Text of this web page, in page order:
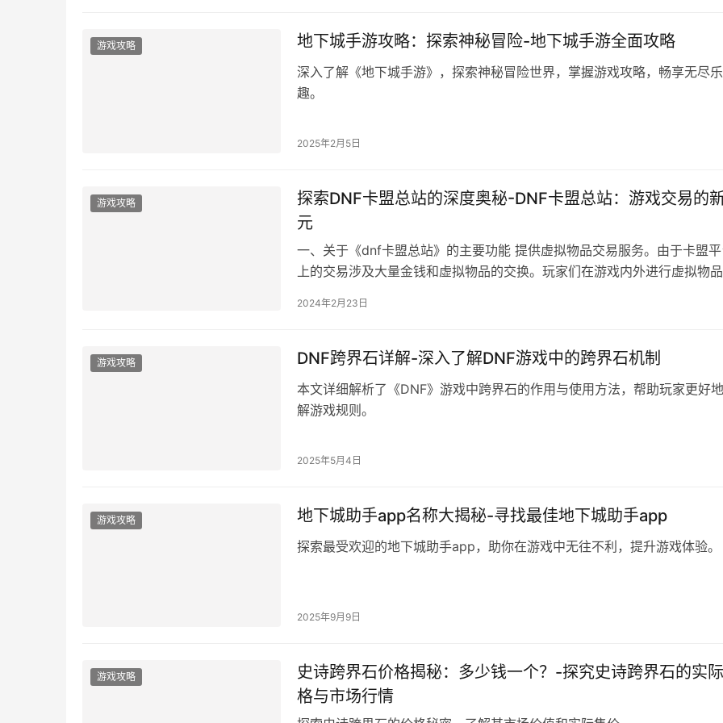
游戏攻略 地下城手游攻略：探索神秘冒险-地下城手游全面攻略
深入了解《地下城手游》，探索神秘冒险世界，掌握游戏攻略，畅享无尽乐
趣。
2025年2月5日
游戏攻略
探索DNF卡盟总站的深度奥秘-DNF卡盟总站：游戏交易的
元
一、关于《dnf卡盟总站》的主要功能 提供虚拟物品交易服务。由于卡盟
上的交易涉及大量金钱和虚拟物品的交换。玩家们在游戏内外进行虚拟物品
2024年2月23日
游戏攻略 DNF跨界石详解-深入了解DNF游戏中的跨界石机制
本文详细解析了《DNF》游戏中跨界石的作用与使用方法，帮助玩家更好
解游戏规则。
2025年5月4日
游戏攻略 地下城助手app名称大揭秘-寻找最佳地下城助手app
探索最受欢迎的地下城助手app，助你在游戏中无往不利，提升游戏体验。
2025年9月9日
游戏攻略
史诗跨界石价格揭秘：多少钱一个？-探究史诗跨界石的实
格与市场行情